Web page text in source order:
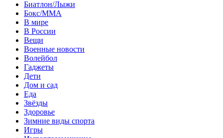
Биатлон/Лыжи
Бокс/MMA
В мире
В России
Вещи
Военные новости
Волейбол
Гаджеты
Дети
Дом и сад
Еда
Звёзды
Здоровье
Зимние виды спорта
Игры